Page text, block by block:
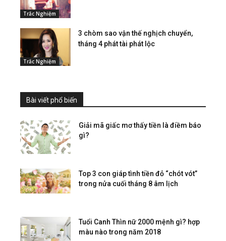
Trắc Nghiệm
Trắc Nghiệm
3 chòm sao vận thế nghịch chuyển,
tháng 4 phát tài phát lộc
Bài viết phổ biến
Giải mã giấc mơ thấy tiền là điềm báo
gì?
Top 3 con giáp tình tiền đỏ “chót vót”
trong nửa cuối tháng 8 âm lịch
Tuổi Canh Thìn nữ 2000 mệnh gì? hợp
màu nào trong năm 2018